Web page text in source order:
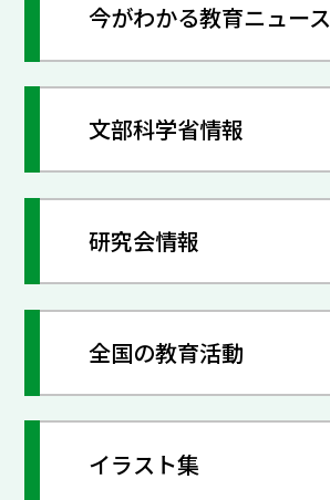
今がわかる教育ニュース
文部科学省情報
研究会情報
全国の教育活動
イラスト集